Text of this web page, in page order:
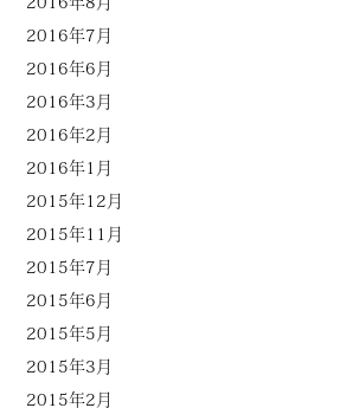
2016年7月
2016年6月
2016年3月
2016年2月
2016年1月
2015年12月
2015年11月
2015年7月
2015年6月
2015年5月
2015年3月
2015年2月